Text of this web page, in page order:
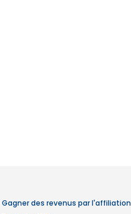
Gagner des revenus par l'affiliation